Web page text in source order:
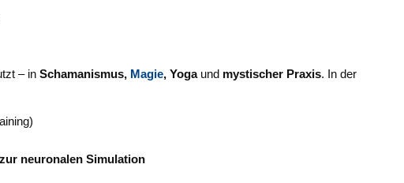
– inSchamanismus, Magie, Yogaund mystischer Praxis. In der
neuronalen Simulation